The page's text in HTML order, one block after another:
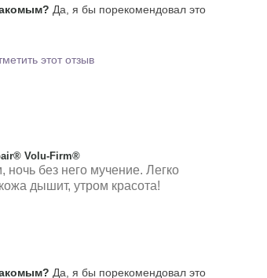
Да, я бы порекомендовал это
этот отзыв
Volu-Firm®
без него мучение. Легко
дышит, утром красота!
Да, я бы порекомендовал это